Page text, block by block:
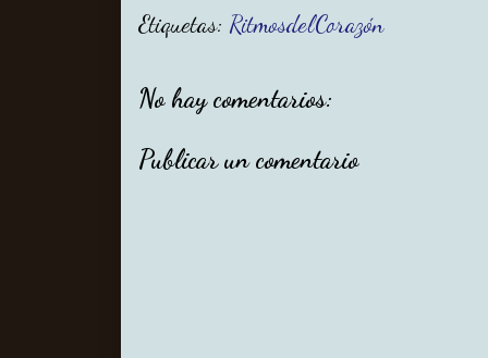
Etiquetas: RitmosdelCorazón
No hay comentarios:
Publicar un comentario